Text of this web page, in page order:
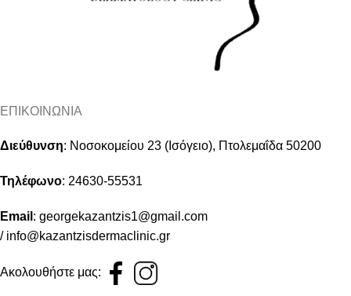
ΕΠΙΚΟΙΝΩΝΙΑ
Διεύθυνση: Νοσοκομείου 23 (Ισόγειο), Πτολεμαΐδα 50200
Τηλέφωνο: 24630-55531
Email : georgekazantzis1@gmail.com
/ info@kazantzisdermaclinic.gr
Ακολουθήστε μας: